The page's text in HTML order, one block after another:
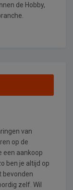
de Hobby,
van
op de
een aankoop
ben je altijd op
bevonden
zelf. Wil